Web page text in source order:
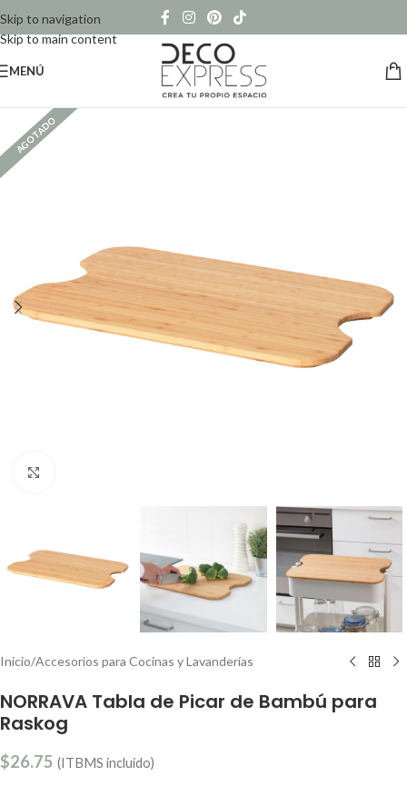
Skip to navigation
Skip to main content
MENÚ
AGOTADO
Inicio/Accesorios para Cocinas y Lavanderías
NORRAVA Tabla de Picar de Bambú para
Raskog
$26.75 (ITBMS incluido)